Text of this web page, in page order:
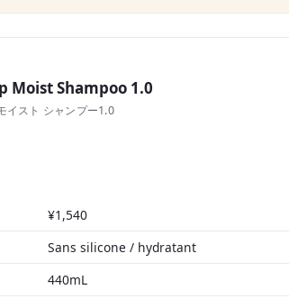
Moist Shampoo 1.0
イスト シャンプー1.0
¥1,540
Sans silicone / hydratant
440mL